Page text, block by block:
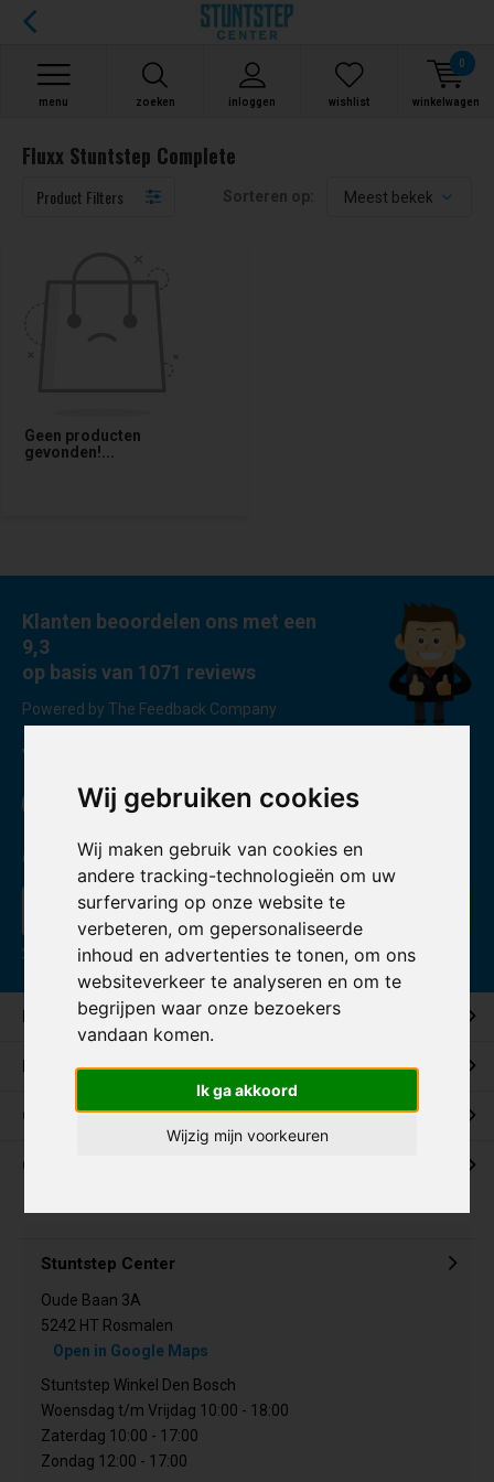
Wij gebruiken cookies
Wij maken gebruik van cookies en
andere tracking-technologieën om uw
surfervaring op onze website te
verbeteren, om gepersonaliseerde
inhoud en advertenties te tonen, om ons
websiteverkeer te analyseren en om te
begrijpen waar onze bezoekers
vandaan komen.
Ik ga akkoord
Wijzig mijn voorkeuren
zoeken inloggen
menu wishlist winkelwagen
0
Fluxx Stuntstep Complete
Product Filters Sorteren op:
Geen producten
gevonden!...
Klanten beoordelen ons met een
9,3
op basis van 1071 reviews
Powered by The Feedback Company
Volg ons
Ontvang de nieuwste aanbiedingen en promoties
* Lees hier de wettelijke beperkingen
Klantenservice
Mijn account
Categorieën
Contact
Stuntstep Center
Oude Baan 3A
5242 HT Rosmalen
Open in Google Maps
Stuntstep Winkel Den Bosch
Woensdag t/m Vrijdag 10:00 - 18:00
Zaterdag 10:00 - 17:00
Zondag 12:00 - 17:00